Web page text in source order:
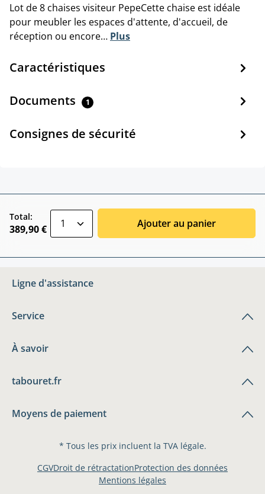
Lot de 8 chaises visiteur PepeCette chaise est idéale
pour meubler les espaces d'attente, d'accueil, de
réception ou encore… Plus
Caractéristiques
Documents 1
Consignes de sécurité
Total:
389,90 € Ajouter au panier
Ligne d'assistance
Service
À savoir
tabouret.fr
Moyens de paiement
* Tous les prix incluent la TVA légale.
CGVDroit de rétractationProtection des données
Mentions légales